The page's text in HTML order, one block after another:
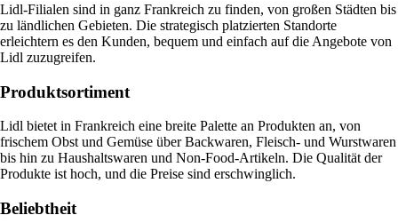
Lidl-Filialen sind in ganz Frankreich zu finden, von großen Städten bis
zu ländlichen Gebieten. Die strategisch platzierten Standorte
erleichtern es den Kunden, bequem und einfach auf die Angebote von
Lidl zuzugreifen.
Produktsortiment
Lidl bietet in Frankreich eine breite Palette an Produkten an, von
frischem Obst und Gemüse über Backwaren, Fleisch- und Wurstwaren
bis hin zu Haushaltswaren und Non-Food-Artikeln. Die Qualität der
Produkte ist hoch, und die Preise sind erschwinglich.
Beliebtheit